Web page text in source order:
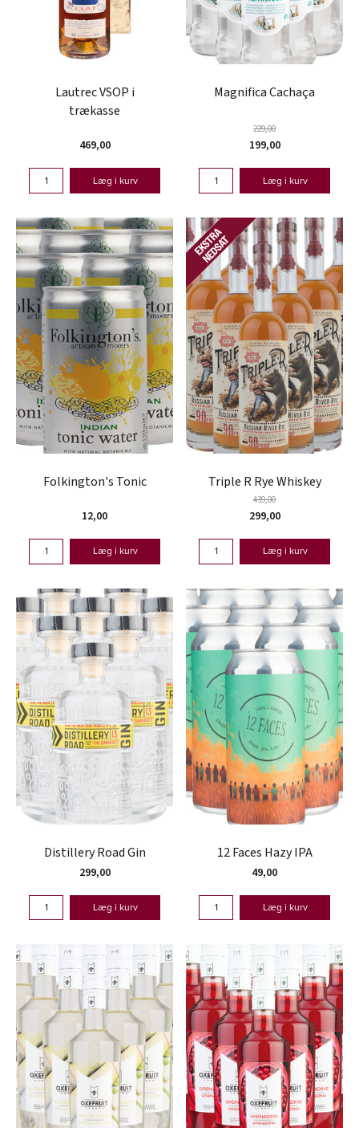
Lautrec VSOP i
trækasse
469,00
Læg i kurv
Magnifica Cachaça
229,00
199,00
Læg i kurv
Folkington's Tonic
12,00
Læg i kurv
Triple R Rye Whiskey
439,00
299,00
Læg i kurv
Distillery Road Gin
299,00
Læg i kurv
12 Faces Hazy IPA
49,00
Læg i kurv